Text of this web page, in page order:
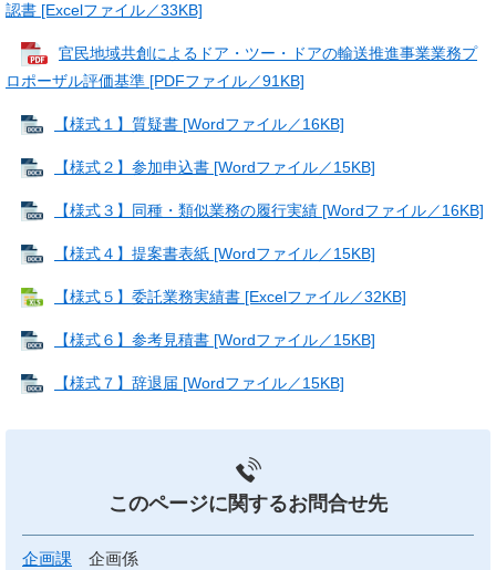
認書 [Excelファイル／33KB]
官民地域共創によるドア・ツー・ドアの輸送推進事業業務プ
ロポーザル評価基準 [PDFファイル／91KB]
【様式１】質疑書 [Wordファイル／16KB]
【様式２】参加申込書 [Wordファイル／15KB]
【様式３】同種・類似業務の履行実績 [Wordファイル／16KB]
【様式４】提案書表紙 [Wordファイル／15KB]
【様式５】委託業務実績書 [Excelファイル／32KB]
【様式６】参考見積書 [Wordファイル／15KB]
【様式７】辞退届 [Wordファイル／15KB]
このページに関するお問合せ先
企画課
企画係